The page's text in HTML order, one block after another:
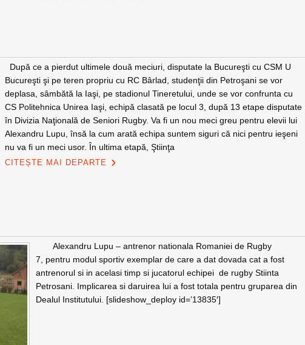
După ce a pierdut ultimele două meciuri, disputate la Bucureşti cu CSM U
Bucureşti şi pe teren propriu cu RC Bârlad, studenţii din Petroşani se vor
deplasa, sâmbătă la Iaşi, pe stadionul Tineretului, unde se vor confrunta cu
CS Politehnica Unirea Iaşi, echipă clasată pe locul 3, după 13 etape disputate
în Divizia Naţională de Seniori Rugby. Va fi un nou meci greu pentru elevii lui
Alexandru Lupu, însă la cum arată echipa suntem siguri că nici pentru ieşeni
nu va fi un meci usor. În ultima etapă, Ştiinţa
CITEȘTE MAI DEPARTE
Alexandru Lupu – antrenor nationala Romaniei de Rugby
7, pentru modul sportiv exemplar de care a dat dovada cat a fost
antrenorul si in acelasi timp si jucatorul echipei de rugby Stiinta
Petrosani. Implicarea si daruirea lui a fost totala pentru gruparea din
Dealul Institutului. [slideshow_deploy id=’13835′]